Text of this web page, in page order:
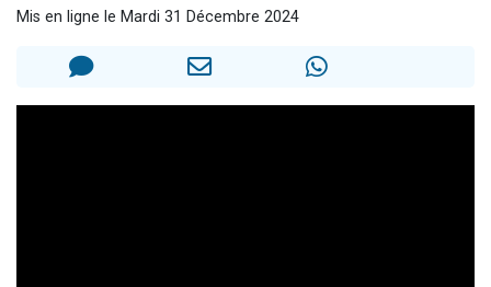
Mis en ligne le Mardi 31 Décembre 2024